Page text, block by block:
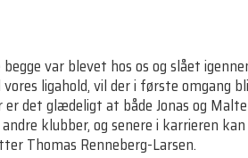
var blevet hos os og slået
ligahold, vil der i første omgang
det glædeligt at både Jonas og
klubber, og senere i karrieren kan
Thomas Renneberg-Larsen.